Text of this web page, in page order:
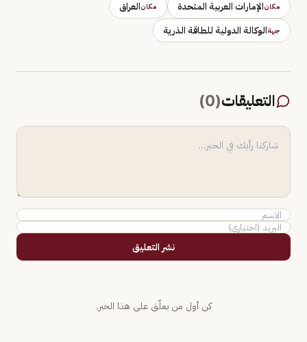
مكانالإمارات العربية المتحدة مكانالعراق
جهةالوكالة الدولية للطاقة الذرية
التعليقات(
0
)
نشر التعليق
كن أول من يعلّق على هذا الخبر.